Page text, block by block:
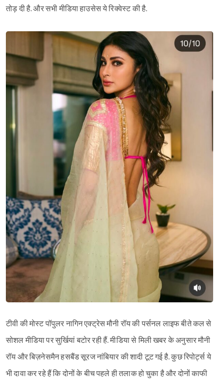
तोड़ दी है. और सभी मीडिया हाउसेस ये रिक्वेस्ट की है.
टीवी की मोस्ट पॉपुलर नागिन एक्ट्रेस मौनी रॉय की पर्सनल लाइफ बीते कल से
सोशल मीडिया पर सुर्खियां बटोर रही हैं. मीडिया से मिली खबर के अनुसार मौनी
रॉय और बिज़नेसमैन हसबैंड सूरज नांबियार की शादी टूट गई है. कुछ रिपोर्ट्स ये
भी दावा कर रहे हैं कि दोनों के बीच पहले ही तलाक हो चुका है और दोनों काफी